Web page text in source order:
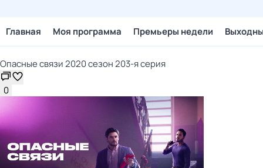
Главная Моя программа Премьеры недели
Опасные связи 2020 сезон 203-я серия
0